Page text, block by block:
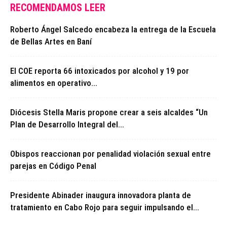
RECOMENDAMOS LEER
Roberto Ángel Salcedo encabeza la entrega de la Escuela
de Bellas Artes en Baní
El COE reporta 66 intoxicados por alcohol y 19 por
alimentos en operativo...
Diócesis Stella Maris propone crear a seis alcaldes “Un
Plan de Desarrollo Integral del...
Obispos reaccionan por penalidad violación sexual entre
parejas en Código Penal
Presidente Abinader inaugura innovadora planta de
tratamiento en Cabo Rojo para seguir impulsando el...